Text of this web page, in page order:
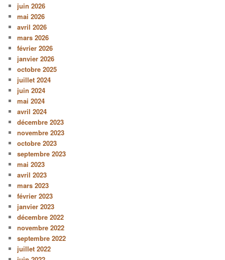
juin 2026
mai 2026
avril 2026
mars 2026
février 2026
janvier 2026
octobre 2025
juillet 2024
juin 2024
mai 2024
avril 2024
décembre 2023
novembre 2023
octobre 2023
septembre 2023
mai 2023
avril 2023
mars 2023
février 2023
janvier 2023
décembre 2022
novembre 2022
septembre 2022
juillet 2022